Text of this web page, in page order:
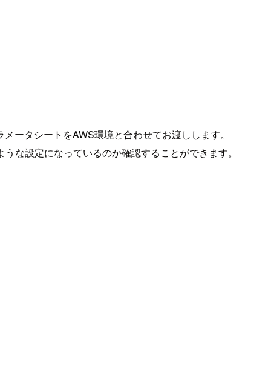
ータシートをAWS環境と合わせてお渡しします。
な設定になっているのか確認することができます。